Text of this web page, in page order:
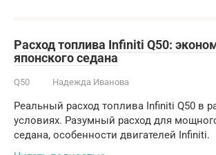
Расход топлива Infiniti Q50:
японского седана
Q50 Надежда Иванова
Реальный расход топлива Infiniti Q50 в
условиях. Разумный расход для
седана, особенности двигателей Infiniti.